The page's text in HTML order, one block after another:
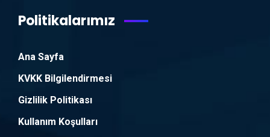
Politikalarımız
Ana Sayfa
KVKK Bilgilendirmesi
Gizlilik Politikası
Kullanım Koşulları